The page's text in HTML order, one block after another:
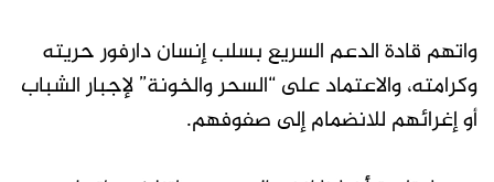
واتهم قادة الدعم السريع بسلب إنسان دارفور حريته
وكرامته، والاعتماد على “السحر والخونة” لإجبار الشباب
أو إغرائهم للانضمام إلى صفوفهم.